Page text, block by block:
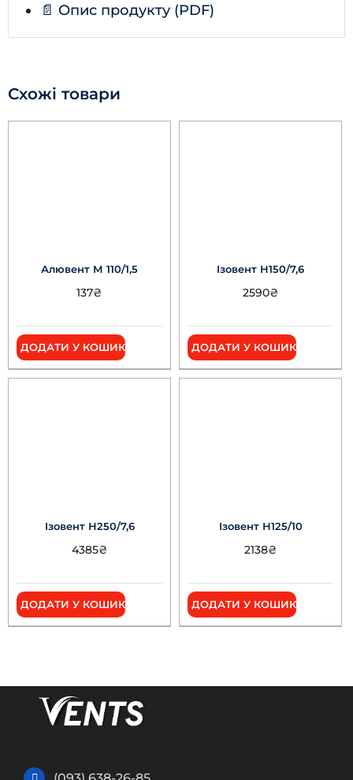
📄 Опис продукту (PDF)
Схожі товари
Алювент М 110/1,5
137₴
ДОДАТИ У КОШИК
Ізовент Н150/7,6
2590₴
ДОДАТИ У КОШИК
Ізовент Н250/7,6
4385₴
ДОДАТИ У КОШИК
Ізовент Н125/10
2138₴
ДОДАТИ У КОШИК